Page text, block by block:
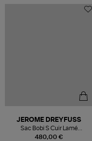
480,00 €
JEROME DREYFUSS
Sac Bobi S Cuir Lamé
Champagne